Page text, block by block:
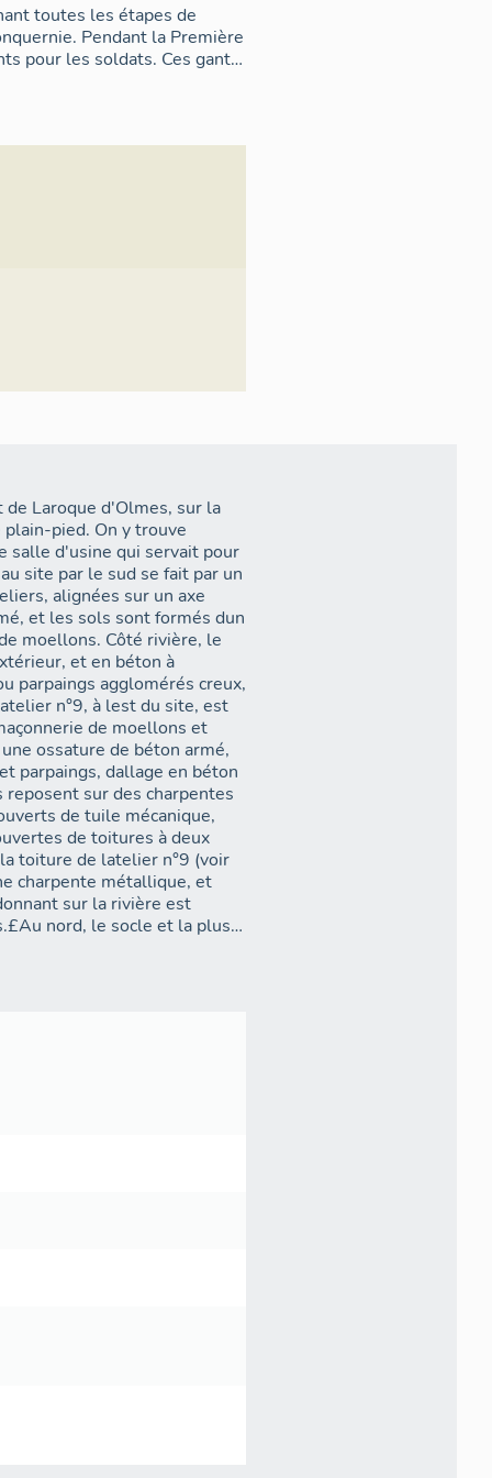
Laroque d'Olmes, sur la
pied. On y trouve
salle d'usine qui servait pour
site par le sud se fait par un
alignées sur un axe
et les sols sont formés dun
moellons. Côté rivière, le
et en béton à
parpaings agglomérés creux,
n°9, à lest du site, est
de moellons et
ossature de béton armé,
parpaings, dallage en béton
sur des charpentes
de tuile mécanique,
de toitures à deux
toiture de latelier n°9 (voir
charpente métallique, et
sur la rivière est
nord, le socle et la plus
dans un incendie.